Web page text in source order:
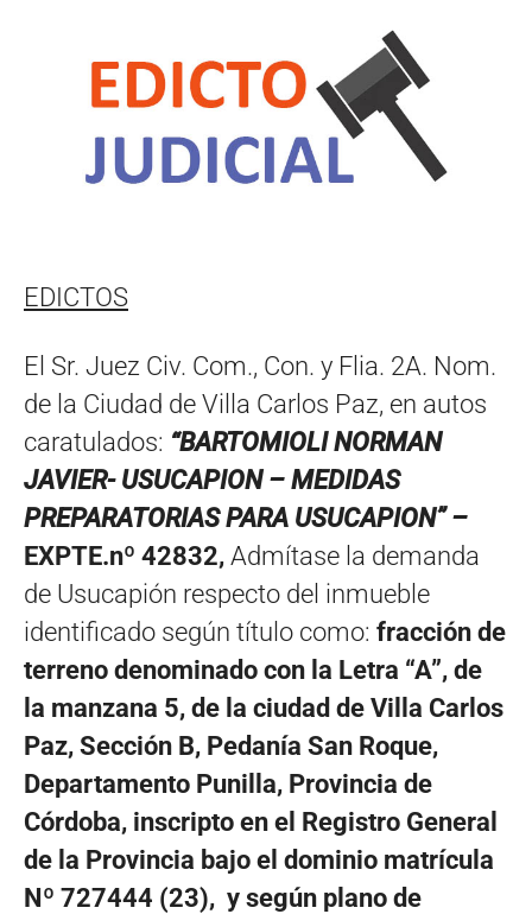
EDICTOS
El Sr. Juez Civ. Com., Con. y Flia. 2A. Nom.
de la Ciudad de Villa Carlos Paz, en autos
caratulados: “BARTOMIOLI NORMAN
JAVIER- USUCAPION – MEDIDAS
PREPARATORIAS PARA USUCAPION” –
EXPTE.nº 42832, Admítase la demanda
de Usucapión respecto del inmueble
identificado según título como: fracción de
terreno denominado con la Letra “A”, de
la manzana 5, de la ciudad de Villa Carlos
Paz, Sección B, Pedanía San Roque,
Departamento Punilla, Provincia de
Córdoba, inscripto en el Registro General
de la Provincia bajo el dominio matrícula
Nº 727444 (23), y según plano de